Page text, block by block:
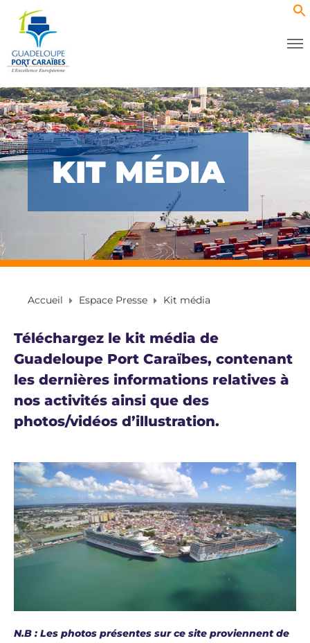
KIT MÉDIA
Accueil Espace Presse Kit média
Téléchargez le kit média de
Guadeloupe Port Caraïbes, contenant
les dernières informations relatives à
nos activités ainsi que des
photos/vidéos d’illustration.
N.B : Les photos présentes sur ce site proviennent de